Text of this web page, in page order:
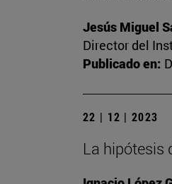
Jesús Miguel
Director del
Publicado en:
22 | 12 | 2023
La hipótesis